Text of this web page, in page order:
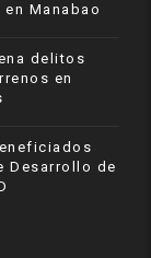
Manabao
delitos
en
Desarrollo de